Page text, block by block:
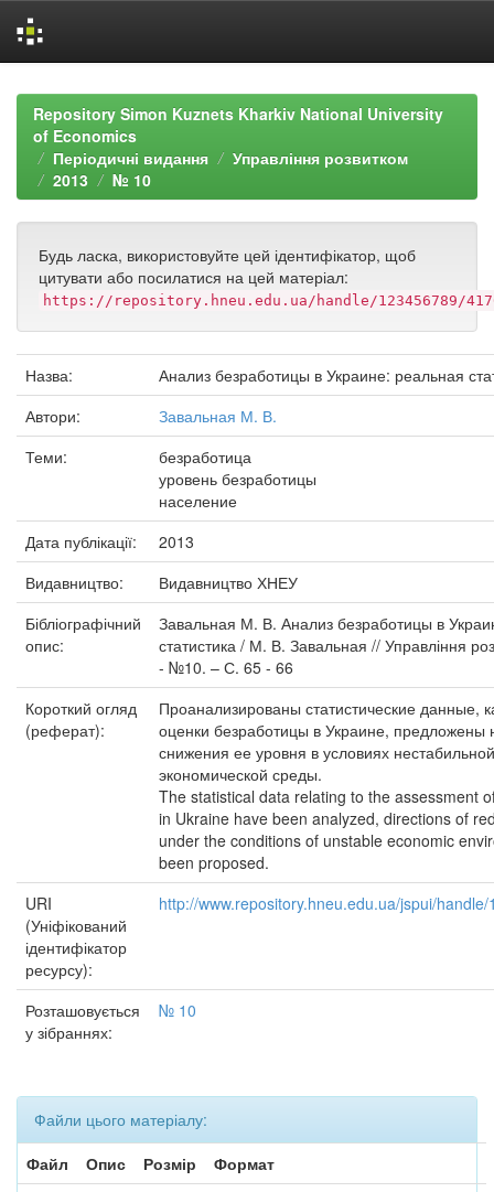
navigationRepository Simon Kuznets Kharkiv National University
of Economics
Періодичні видання
Управління розвитком
2013
№ 10
Будь ласка, використовуйте цей ідентифікатор, щоб
цитувати або посилатися на цей матеріал:
https://repository.hneu.edu.ua/handle/123456789/
Назва:
Анализ безработицы в Украине: реальная
Автори:
Завальная М. В.
Теми:
безработица
уровень безработицы
население
Дата публікації:
2013
Видавництво:
Видавництво ХНЕУ
Бібліографічний
опис:
Завальная М. В. Анализ безработицы в
статистика / М. В. Завальная // Управління
- №10. – С. 65 - 66
Короткий огляд
(реферат):
Проанализированы статистические данные,
оценки безработицы в Украине, предложены
снижения ее уровня в условиях нестабильной
экономической среды.
The statistical data relating to the assessment
in Ukraine have been analyzed, directions of
under the conditions of unstable economic
been proposed.
URI
(Уніфікований
ідентифікатор
ресурсу):
http://www.repository.hneu.edu.ua/jspui/
Розташовується
у зібраннях:
№ 10
Файли цього матеріалу:
Файл
Опис Розмір
Формат